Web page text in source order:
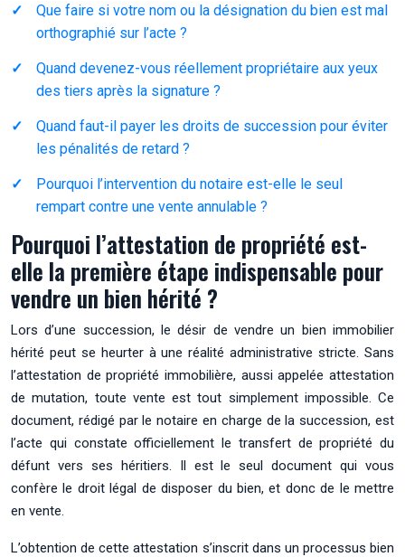
Que faire si votre nom ou la désignation du bien est mal
orthographié sur l’acte ?
Quand devenez-vous réellement propriétaire aux yeux
des tiers après la signature ?
Quand faut-il payer les droits de succession pour éviter
les pénalités de retard ?
Pourquoi l’intervention du notaire est-elle le seul
rempart contre une vente annulable ?
Pourquoi l’attestation de propriété est-
elle la première étape indispensable pour
vendre un bien hérité ?
Lors d’une succession, le désir de vendre un bien immobilier
hérité peut se heurter à une réalité administrative stricte. Sans
l’attestation de propriété immobilière, aussi appelée attestation
de mutation, toute vente est tout simplement impossible. Ce
document, rédigé par le notaire en charge de la succession, est
l’acte qui constate officiellement le transfert de propriété du
défunt vers ses héritiers. Il est le seul document qui vous
confère le droit légal de disposer du bien, et donc de le mettre
en vente.
L’obtention de cette attestation s’inscrit dans un processus bien